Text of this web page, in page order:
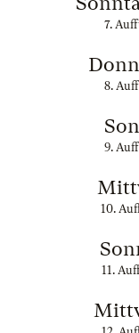
7.
8.
9.
10.
11.